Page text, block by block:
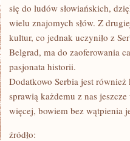
się do ludów słowiańskich,
wielu znajomych słów. Z
kultur, co jednak uczyniło z
Belgrad, ma do zaoferowania
pasjonata historii.
Dodatkowo Serbia jest
sprawią każdemu z nas
więcej, bowiem bez wątpienia
źródło: